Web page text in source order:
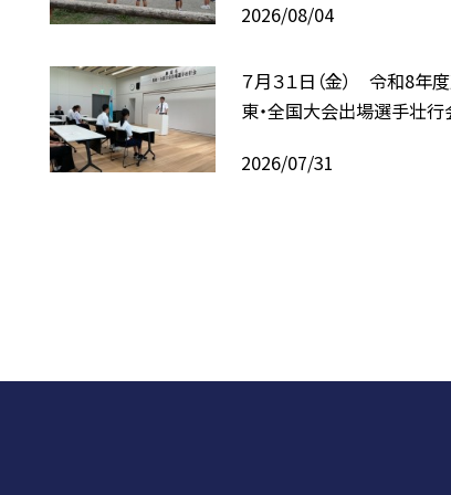
2026/08/04
７月３１日（金） 令和8年
東・全国大会出場選手壮行
2026/07/31